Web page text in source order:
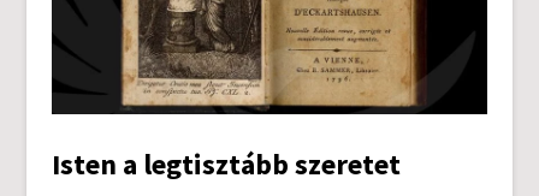
Isten a legtisztább szeretet